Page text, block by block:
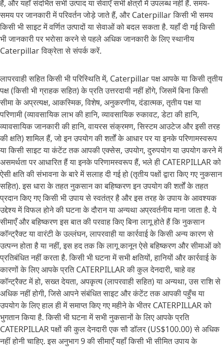
हैं, और यहाँ संदर्भित सभी उत्पाद या सेवाएँ सभी क्षेत्रों में उपलब्ध नहीं हैं. समय-
समय पर जानकारी में परिवर्तन जोड़े जाते हैं, और Caterpillar किसी भी समय
किसी भी साइट में वर्णित उत्पादों या सेवाओं को बदल सकता है. यहाँ दी गई किसी
भी जानकारी पर भरोसा करने से पहले अधिक जानकारी के लिए स्थानीय
Caterpillar विक्रेता से संपर्क करें.
लापरवाही सहित किसी भी परिस्थिति में, Caterpillar पक्ष आपके या किसी तृतीय
पक्ष (किसी भी ग्राहक सहित) के प्रति उत्तरदायी नहीं होंगे, जिसमें बिना किसी
सीमा के अप्रत्यक्ष, आकस्मिक, विशेष, अनुकरणीय, दंडात्मक, तृतीय पक्ष या
परिणामी (व्यावसायिक लाभ की हानि, व्यावसायिक रुकावट, डेटा की हानि,
व्यावसायिक जानकारी की हानि, वायरस संक्रमण, सिस्टम आउटेज और इसी तरह
की क्षति) शामिल हैं, जो इन उपयोग की शर्तों के आधार पर या इनके परिणामस्वरूप
या किसी साइट या कंटेंट तक आपकी एक्सेस, उपयोग, दुरुपयोग या उपयोग करने में
असमर्थता पर आधारित हैं या इनके परिणामस्वरूप हैं, भले ही CATERPILLAR को
ऐसी क्षति की संभावना के बारे में सलाह दी गई हो (तृतीय पक्षों द्वारा किए गए नुकसान
सहित). इस धारा के तहत नुकसान का बहिष्करण इन उपयोग की शर्तों के तहत
प्रदान किए गए किसी भी उपाय से स्वतंत्र है और इस तरह के उपाय के आवश्यक
उद्देश्य में विफल होने की घटना के दौरान या अन्यथा अप्रवर्तनीय माना जाता है. ये
सीमाएँ और बहिष्करण इस बात की परवाह किए बिना लागू होते हैं कि नुकसान
कॉन्ट्रैक्ट या वारंटी के उल्लंघन, लापरवाही या कार्रवाई के किसी अन्य कारण से
उत्पन्न होता है या नहीं, इस हद तक कि लागू कानून ऐसे बहिष्करण और सीमाओं को
प्रतिबंधित नहीं करता है. किसी भी घटना में सभी क्षतियों, हानियों और कार्रवाई के
कारणों के लिए आपके प्रति CATERPILLAR की कुल देनदारी, चाहे वह
कॉन्ट्रैक्ट में हो, सख्त देयता, अपकृत्य (लापरवाही सहित) या अन्यथा, उस राशि से
अधिक नहीं होगी, जिसे आपने संबंधित साइट और कंटेंट तक आपकी पहुँच या
उपयोग के लिए हाल ही में समाप्त किए गए महीने के भीतर CATERPILLAR को
भुगतान किया है. किसी भी घटना में सभी नुकसानों के लिए आपके प्रति
CATERPILLAR पक्षों की कुल देनदारी एक सौ डॉलर (US$100.00) से अधिक
नहीं होनी चाहिए. इस अनुभाग 9 की सीमाएँ यहाँ किसी भी सीमित उपाय के